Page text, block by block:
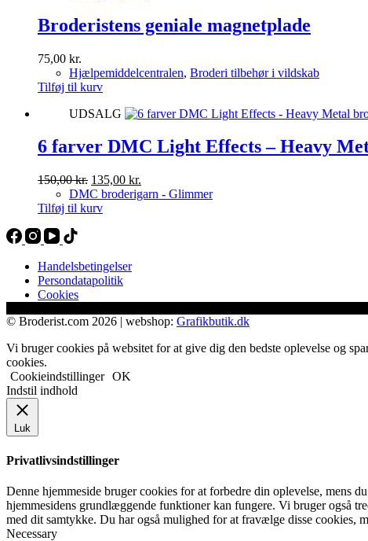
varianter.
Mulighederne
på
Broderistens geniale magnetplade
75,00 kr.
Hjælpemiddelcentralen, Broderi tilbehør i vildskab
Tilføj til kurv
UDSALG
6 farver DMC Light Effects – Heavy
150,00kr. Den
oprindelige
pris
135,00 kr.
aktuelle
DMC broderigarn - Glimmer
Tilføj til kurv
Handelsbetingelser
Persondatapolitik
Cookies
© Broderist.com 2026 | webshop: Grafikbutik.dk
Vi bruger cookies på websitet for at give dig den bedste oplevelse og
cookies.
Cookieindstillinger OK
Indstil indhold
Luk
Privatlivsindstillinger
Denne hjemmeside bruger cookies for at forbedre din oplevelse, mens
hjemmesidens grundlæggende funktioner kan fungere. Vi bruger også
med dit samtykke. Du har også mulighed for at fravælge disse cookies,
Necessary